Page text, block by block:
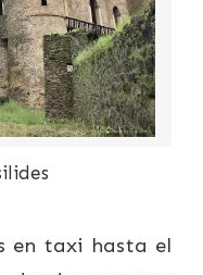
en taxi hasta el